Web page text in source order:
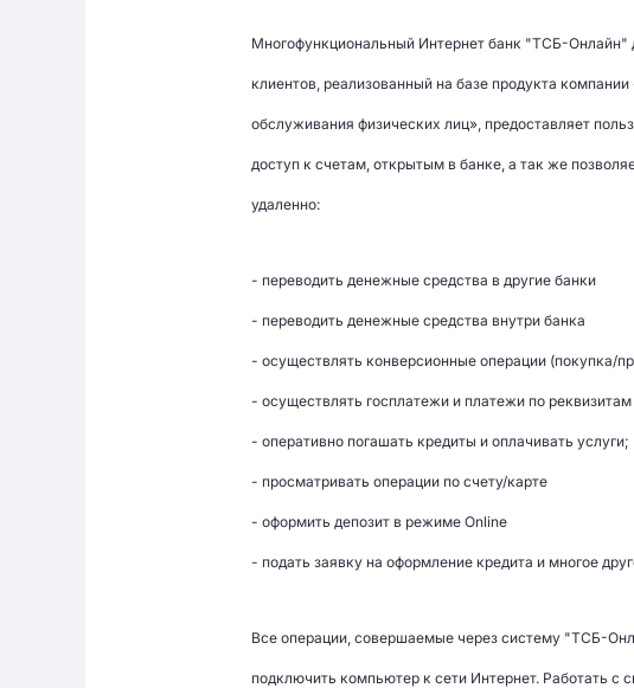
Многофункциональный Интернет банк "ТСБ-Онлайн"
клиентов, реализованный на базе продукта
обслуживания физических лиц», предоставляет
доступ к счетам, открытым в банке, а так же
удаленно:
- переводить денежные средства в другие банки
- переводить денежные средства внутри банка
- осуществлять конверсионные операции (покупка/
- осуществлять госплатежи и платежи по
- оперативно погашать кредиты и оплачивать услуги;
- просматривать операции по счету/карте
- оформить депозит в режиме Online
- подать заявку на оформление кредита и многое
Все операции, совершаемые через систему "ТСБ-
подключить компьютер к сети Интернет. Работать с